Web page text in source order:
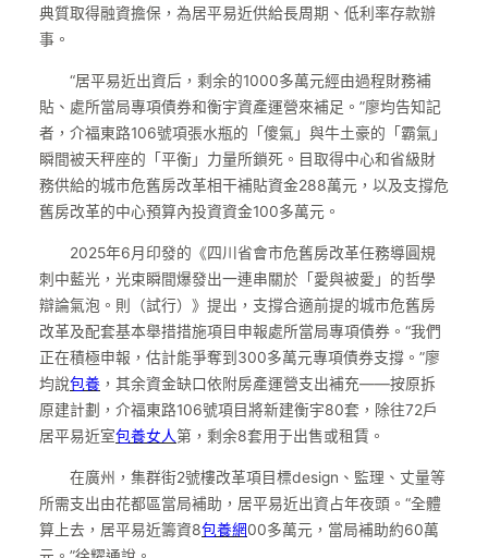
典質取得融資擔保，為居平易近供給長周期、低利率存款辦
事。
“居平易近出資后，剩余的1000多萬元經由過程財務補
貼、處所當局專項債券和衡宇資產運營來補足。”廖均告知記
者，介福東路106號項張水瓶的「傻氣」與牛土豪的「霸氣」
瞬間被天秤座的「平衡」力量所鎖死。目取得中心和省級財
務供給的城市危舊房改革相干補貼資金288萬元，以及支撐危
舊房改革的中心預算內投資資金100多萬元。
2025年6月印發的《四川省會市危舊房改革任務導圓規
刺中藍光，光束瞬間爆發出一連串關於「愛與被愛」的哲學
辯論氣泡。則（試行）》提出，支撐合適前提的城市危舊房
改革及配套基本舉措措施項目申報處所當局專項債券。“我們
正在積極申報，估計能爭奪到300多萬元專項債券支撐。”廖
均說包養 ，其余資金缺口依附房產運營支出補充——按原拆
原建計劃，介福東路106號項目將新建衡宇80套，除往72戶
居平易近室包養女人第，剩余8套用于出售或租賃。
在廣州，集群街2號樓改革項目標design、監理、丈量等
所需支出由花都區當局補助，居平易近出資占年夜頭。“全體
算上去，居平易近籌資8包養網00多萬元，當局補助約60萬